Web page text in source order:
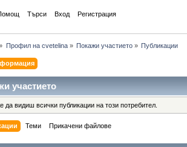
Търси Вход Регистрация
Профил на cvetelina» Покажи участието» Публикации
участието
да видиш всички публикации на този потребител.
Теми Прикачени файлове